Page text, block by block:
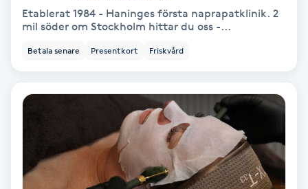
Nagelförlängning silke
Nagelförstärkning
Nagelsvamp
Nageltrång
Etablerat 1984 - Haninges första naprapatklinik. 2
mil söder om Stockholm hittar du oss -...
Betala senare Presentkort Friskvård